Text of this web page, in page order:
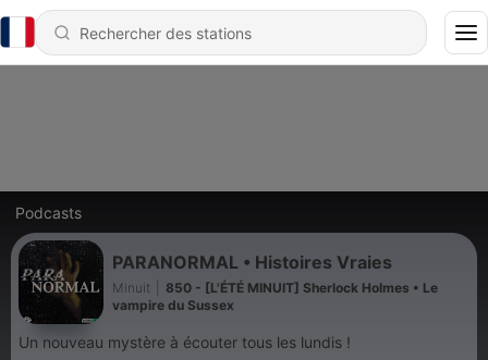
Podcasts
PARANORMAL • Histoires Vraies
Minuit
850 - [L'ÉTÉ MINUIT] Sherlock Holmes • Le
vampire du Sussex
Un nouveau mystère à écouter tous les lundis !